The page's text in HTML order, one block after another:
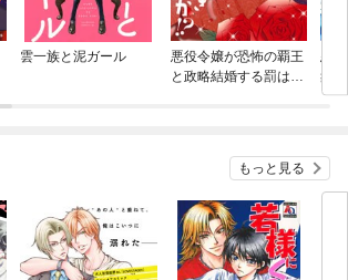
雲一族と泥ガール
悪役令嬢が恐怖の覇王
と政略結婚する罰は甘
悪
象
もっと見る